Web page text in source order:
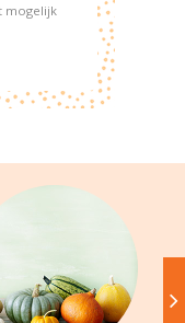
mogelijk